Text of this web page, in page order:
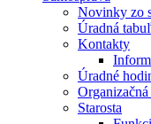
Novinky zo
Úradná
Kontakty
Úradné
Starosta